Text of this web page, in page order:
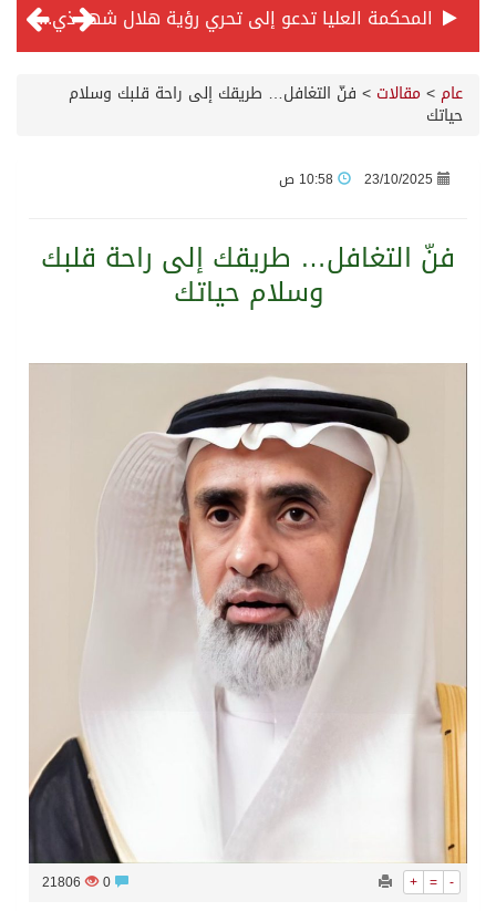
المحكمة العليا تدعو إلى تحري رؤية هلال شهر ذي الحجة مساء يوم الأحد الثلاثين من شهر ذي القعدة -حسب تقويم أم القرى- التاسع والعشرين حسب قرار المحكمة العليا
المحكمة العليا غدٍ الخميس هو المكمل لشهر رمضان
عام > مقالات > فنّ التغافل… طريقك إلى راحة قلبك وسلام
حياتك
23/10/2025
فنّ التغافل… طريقك إلى راحة قلبك
وسلام حياتك
+ = -
21806